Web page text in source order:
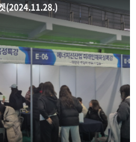
(2024.11.28.)